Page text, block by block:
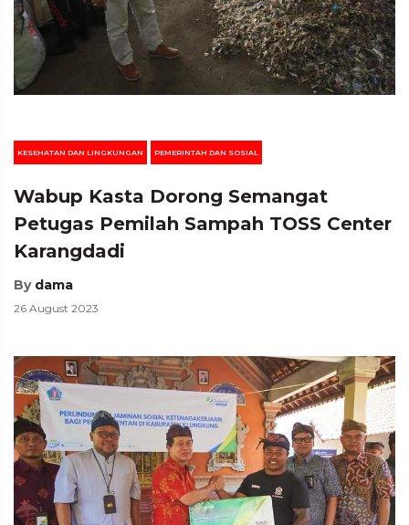
KESEHATAN DAN LINGKUNGAN PEMERINTAH DAN SOSIAL
Wabup Kasta Dorong Semangat
Petugas Pemilah Sampah TOSS Center
Karangdadi
By dama
26 August 2023